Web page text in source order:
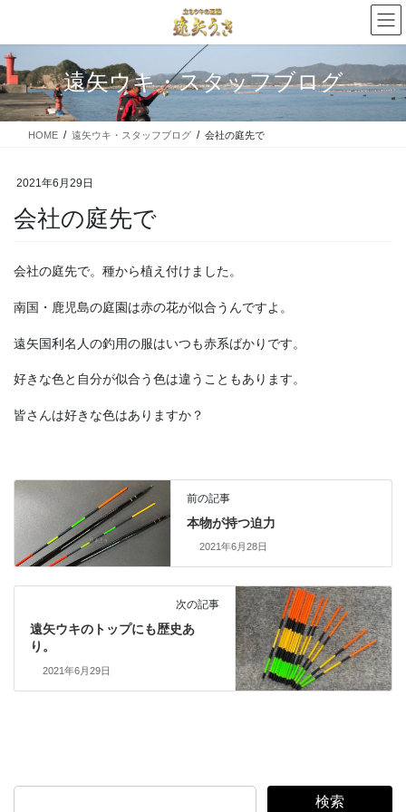
テ
ン
ツ
に
移
ゲ
ー
シ
ョ
ン
遠矢ウキ・スタッフブログ
HOME 遠矢ウキ・スタッフブログ 会社の庭先で
2021年6月29日
会社の庭先で
会社の庭先で。種から植え付けました。
南国・鹿児島の庭園は赤の花が似合うんですよ。
遠矢国利名人の釣用の服はいつも赤系ばかりです。
好きな色と自分が似合う色は違うこともあります。
皆さんは好きな色はありますか？
前の記事
本物が持つ迫力
2021年6月28日
次の記事
遠矢ウキのトップにも歴史あ
り。
2021年6月29日
検索